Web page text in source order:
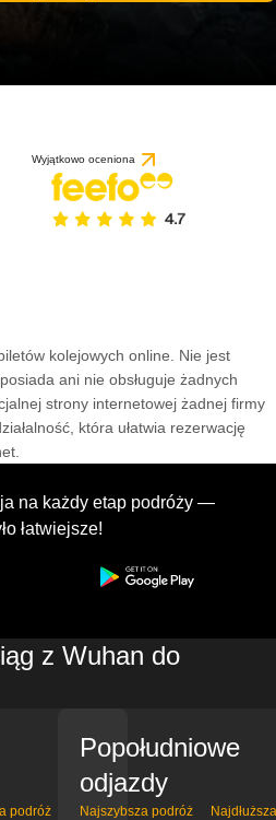
Wyjątkowo oceniona
kolejowych online. Nie jest
ani nie obsługuje żadnych
strony internetowej żadnej firmy
która ułatwia rezerwację
na każdy etap podróży —
łatwiejsze!
z Wuhan do
podróż
Popołudniowe
odjazdy
Najszybsza podróż